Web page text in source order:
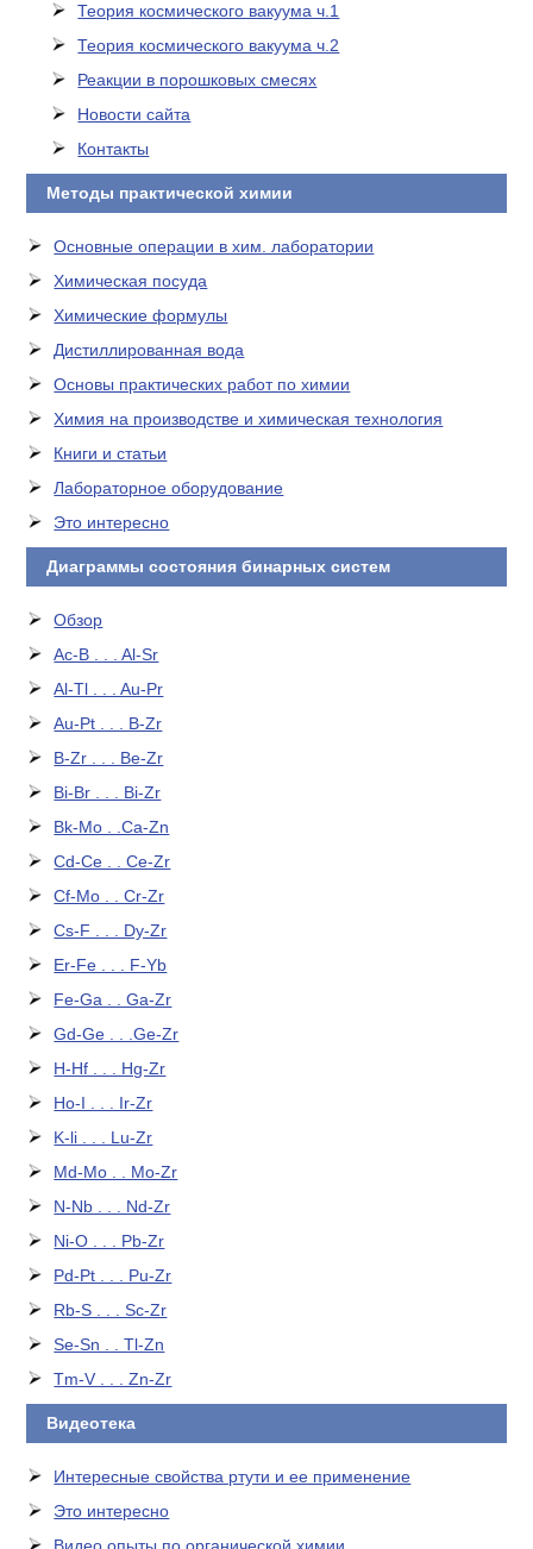
Теория космического вакуума ч.1
Теория космического вакуума ч.2
Реакции в порошковых смесях
Новости сайта
Контакты
Методы практической химии
Основные операции в хим. лаборатории
Химическая посуда
Химические формулы
Дистиллированная вода
Основы практических работ по химии
Химия на производстве и химическая технология
Книги и статьи
Лабораторное оборудование
Это интересно
Диаграммы состояния бинарных систем
Обзор
Ac-B . . . Al-Sr
Al-Tl . . . Au-Pr
Au-Pt . . . B-Zr
B-Zr . . . Be-Zr
Bi-Br . . . Bi-Zr
Bk-Mo . .Ca-Zn
Cd-Ce . . Ce-Zr
Cf-Mo . . Cr-Zr
Cs-F . . . Dy-Zr
Er-Fe . . . F-Yb
Fe-Ga . . Ga-Zr
Gd-Ge . . .Ge-Zr
H-Hf . . . Hg-Zr
Ho-I . . . Ir-Zr
K-li . . . Lu-Zr
Md-Mo . . Mo-Zr
N-Nb . . . Nd-Zr
Ni-O . . . Pb-Zr
Pd-Pt . . . Pu-Zr
Rb-S . . . Sc-Zr
Se-Sn . . Tl-Zn
Tm-V . . . Zn-Zr
Видеотека
Интересные свойства ртути и ее применение
Это интересно